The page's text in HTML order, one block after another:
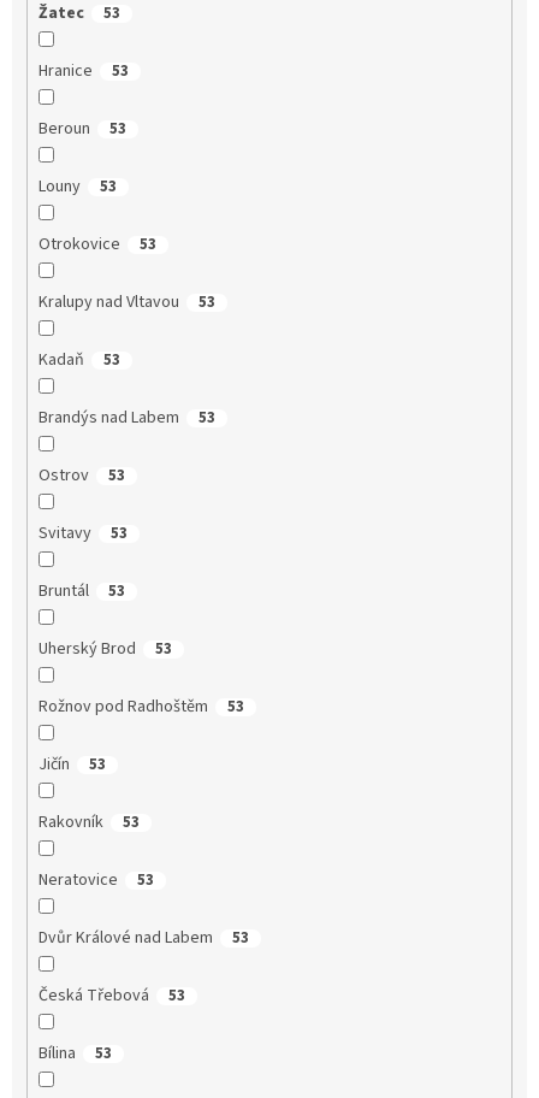
Žatec 53
Hranice 53
Beroun 53
Louny 53
Otrokovice 53
Kralupy nad Vltavou 53
Kadaň 53
Brandýs nad Labem 53
Ostrov 53
Svitavy 53
Bruntál 53
Uherský Brod 53
Rožnov pod Radhoštěm 53
Jičín 53
Rakovník 53
Neratovice 53
Dvůr Králové nad Labem 53
Česká Třebová 53
Bílina 53